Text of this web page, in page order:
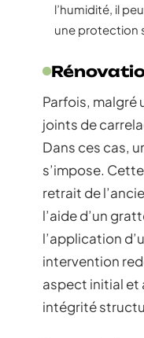
l’humidité, il
une protection
Parfois, malgré
joints de
Dans ces cas,
s’impose.
retrait de
l’aide d’un
l’application
intervention
aspect initial et
intégrité